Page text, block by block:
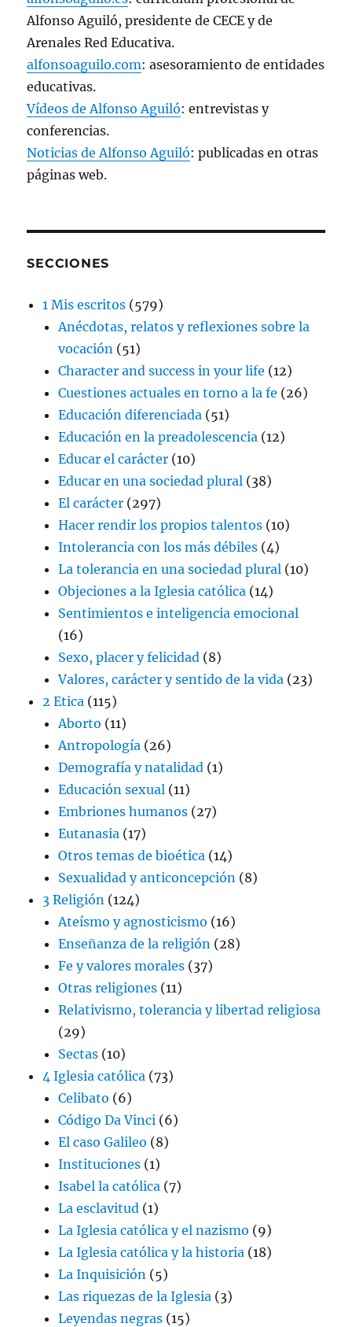
Alfonso Aguiló, presidente de CECE y de
Arenales Red Educativa.
alfonsoaguilo.com: asesoramiento de entidades
educativas.
Vídeos de Alfonso Aguiló: entrevistas y
conferencias.
Noticias de Alfonso Aguiló: publicadas en otras
páginas web.
SECCIONES
1 Mis escritos (579)
Anécdotas, relatos y reflexiones sobre la
vocación (51)
Character and success in your life (12)
Cuestiones actuales en torno a la fe (26)
Educación diferenciada (51)
Educación en la preadolescencia (12)
Educar el carácter (10)
Educar en una sociedad plural (38)
El carácter (297)
Hacer rendir los propios talentos (10)
Intolerancia con los más débiles (4)
La tolerancia en una sociedad plural (10)
Objeciones a la Iglesia católica (14)
Sentimientos e inteligencia emocional
(16)
Sexo, placer y felicidad (8)
Valores, carácter y sentido de la vida (23)
2 Etica (115)
Aborto (11)
Antropología (26)
Demografía y natalidad (1)
Educación sexual (11)
Embriones humanos (27)
Eutanasia (17)
Otros temas de bioética (14)
Sexualidad y anticoncepción (8)
3 Religión (124)
Ateísmo y agnosticismo (16)
Enseñanza de la religión (28)
Fe y valores morales (37)
Otras religiones (11)
Relativismo, tolerancia y libertad religiosa
(29)
Sectas (10)
4 Iglesia católica (73)
Celibato (6)
Código Da Vinci (6)
El caso Galileo (8)
Instituciones (1)
Isabel la católica (7)
La esclavitud (1)
La Iglesia católica y el nazismo (9)
La Iglesia católica y la historia (18)
La Inquisición (5)
Las riquezas de la Iglesia (3)
Leyendas negras (15)